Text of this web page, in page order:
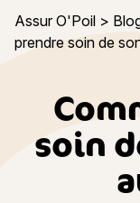
Assur O'Poil >
prendre soin de
soin